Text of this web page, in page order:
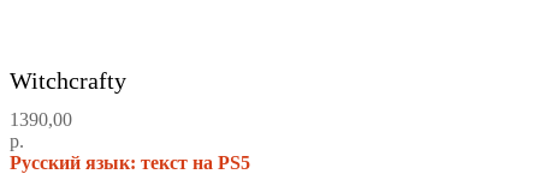
Witchcrafty
1390,00
р.
Русский язык: текст на PS5